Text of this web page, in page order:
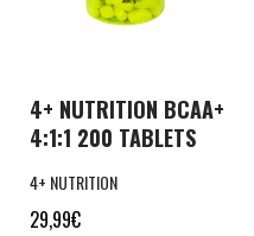
4+ NUTRITION BCAA+
4:1:1 200 TABLETS
4+ NUTRITION
29,99€